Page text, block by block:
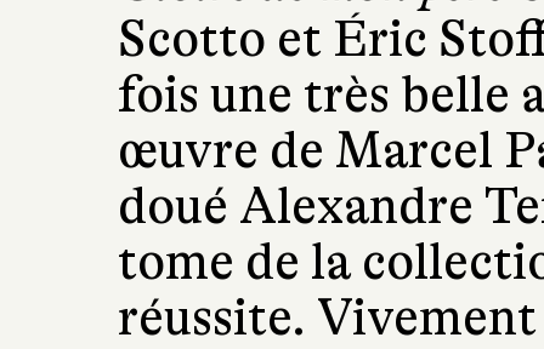
Scotto et Éric
fois une très belle
œuvre de Marcel
doué Alexandre
tome de la
réussite.